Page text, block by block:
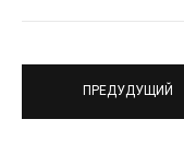
ПРЕДУДУЩИЙ